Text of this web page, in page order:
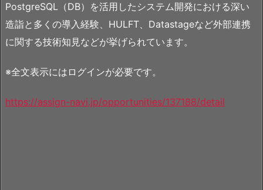
PostgreSQL（DB）を活用したシステム開発における深い
造詣と多くの導入経験、HULFT、Datastageなど外部連携
に関する技術知見などが挙げられています。
※全文表示にはログインが必要です。
https://assign-navi.jp/opportunities/137188/detail